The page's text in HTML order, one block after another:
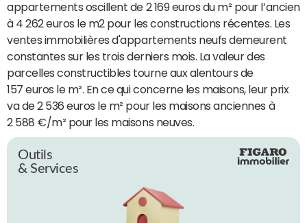
appartements oscillent de 2 169 euros du m² pour l’ancien
à 4 262 euros le m2 pour les constructions récentes. Les
ventes immobilières d'appartements neufs demeurent
constantes sur les trois derniers mois. La valeur des
parcelles constructibles tourne aux alentours de
157 euros le m². En ce qui concerne les maisons, leur prix
va de 2 536 euros le m² pour les maisons anciennes à
2 588 €/m² pour les maisons neuves.
Outils
& Services